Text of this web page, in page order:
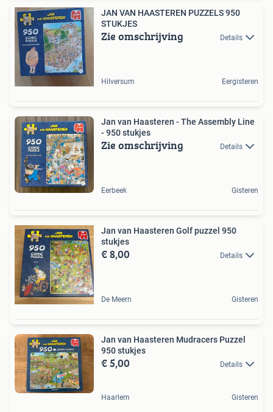
JAN VAN HAASTEREN PUZZELS 950
STUKJES
Zie omschrijving Details
Hilversum Eergisteren
Jan van Haasteren - The Assembly Line
- 950 stukjes
Zie omschrijving Details
Eerbeek Gisteren
Jan van Haasteren Golf puzzel 950
stukjes
€ 8,00 Details
De Meern Gisteren
Jan van Haasteren Mudracers Puzzel
950 stukjes
€ 5,00 Details
Haarlem Gisteren